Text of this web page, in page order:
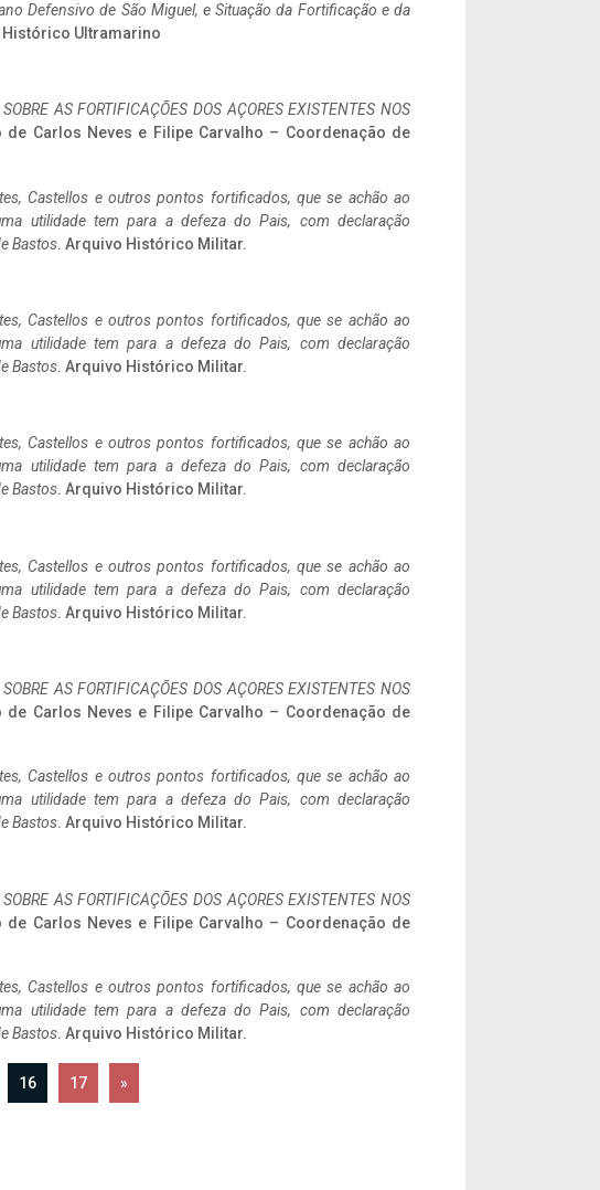
Defensivo de São Miguel, e Situação da Fortificação e da
Histórico Ultramarino
AS FORTIFICAÇÕES DOS AÇORES EXISTENTES NOS
de Carlos Neves e Filipe Carvalho – Coordenação de
Castellos e outros pontos fortificados, que se achão ao
utilidade tem para a defeza do Pais, com declaração
Bastos. Arquivo Histórico Militar.
Castellos e outros pontos fortificados, que se achão ao
utilidade tem para a defeza do Pais, com declaração
Bastos. Arquivo Histórico Militar.
Castellos e outros pontos fortificados, que se achão ao
utilidade tem para a defeza do Pais, com declaração
Bastos. Arquivo Histórico Militar.
Castellos e outros pontos fortificados, que se achão ao
utilidade tem para a defeza do Pais, com declaração
Bastos. Arquivo Histórico Militar.
AS FORTIFICAÇÕES DOS AÇORES EXISTENTES NOS
de Carlos Neves e Filipe Carvalho – Coordenação de
Castellos e outros pontos fortificados, que se achão ao
utilidade tem para a defeza do Pais, com declaração
Bastos. Arquivo Histórico Militar.
AS FORTIFICAÇÕES DOS AÇORES EXISTENTES NOS
de Carlos Neves e Filipe Carvalho – Coordenação de
Castellos e outros pontos fortificados, que se achão ao
utilidade tem para a defeza do Pais, com declaração
Bastos. Arquivo Histórico Militar.
16 17 »